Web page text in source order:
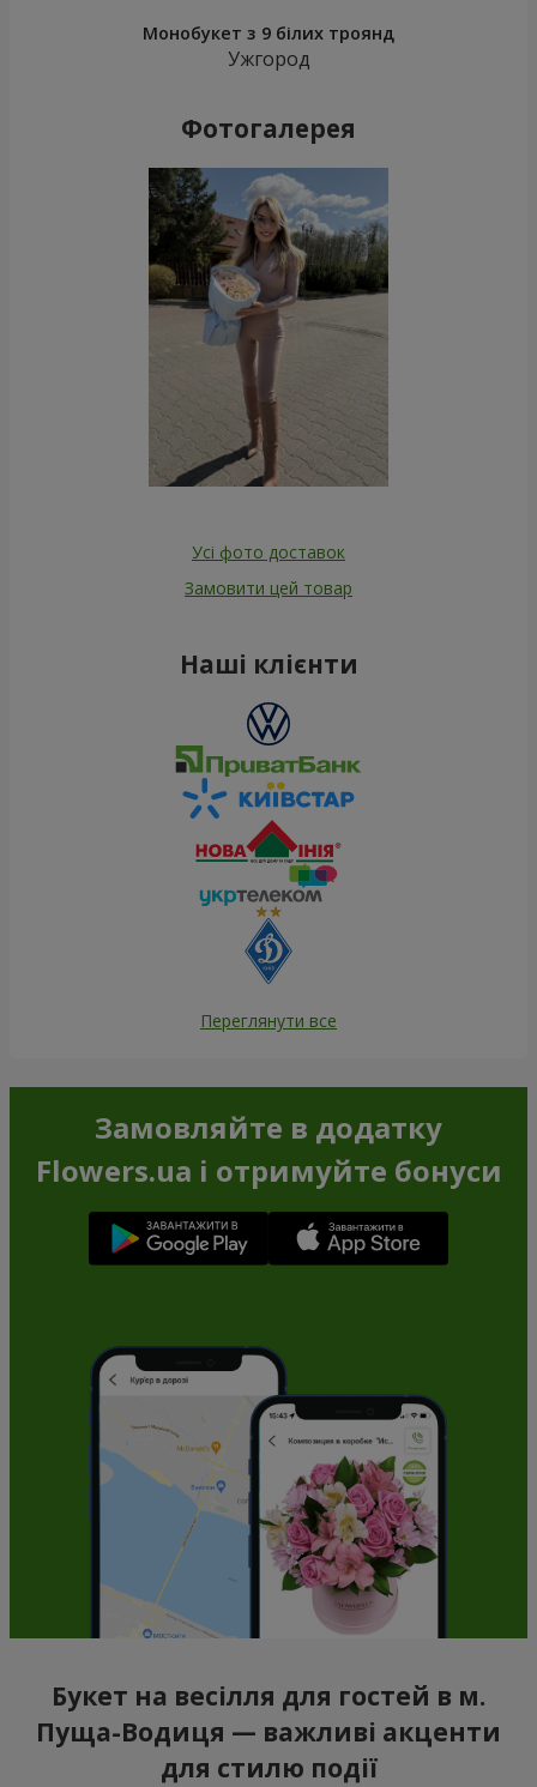
Монобукет з 9 білих троянд
Ужгород
Фотогалерея
Усі фото доставок
Замовити цей товар
Наші клієнти
Переглянути все
Замовляйте в додатку
Flowers.ua і отримуйте бонуси
Букет на весілля для гостей в м.
Пуща-Водиця — важливі акценти
для стилю події